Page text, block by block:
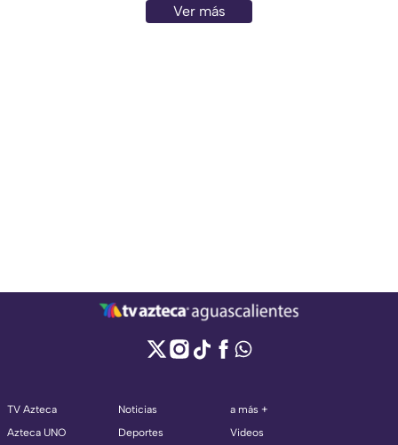
Ver más
TV Azteca
Azteca UNO
Noticias
Deportes
a más +
Videos